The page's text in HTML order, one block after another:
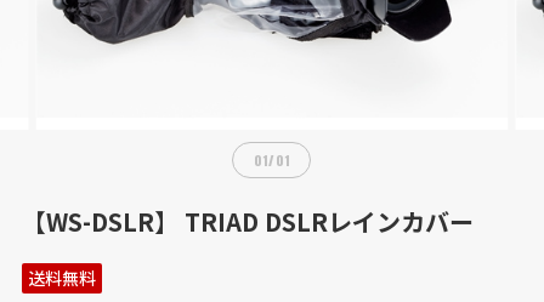
01/01
【WS-DSLR】 TRIAD DSLRレインカバー
送料無料